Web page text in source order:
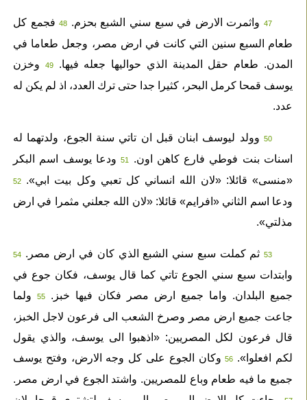
47واثمرت الارض في سبع سني الشبع بحزم. 48فجمع كل
طعام السبع سنين التي كانت في ارض مصر، وجعل طعاما في
المدن. طعام حقل المدينة الذي حواليها جعله فيها.
49وخزن
يوسف قمحا كرمل البحر، كثيرا جدا حتى ترك العدد، اذ لم يكن له
عدد.
50وولد ليوسف ابنان قبل ان تاتي سنة الجوع، ولدتهما له
اسنات بنت فوطي فارع كاهن اون.
51ودعا يوسف اسم البكر
«منسى» قائلا: «لان الله انساني كل تعبي وكل بيت ابي».
52
ودعا اسم الثاني «افرايم» قائلا: «لان الله جعلني مثمرا في ارض
مذلتي».
53ثم كملت سبع سني الشبع الذي كان في ارض مصر. 54
وابتدات سبع سني الجوع تاتي كما قال يوسف، فكان جوع في
جميع البلدان. واما جميع ارض مصر فكان فيها خبز.
55ولما
جاعت جميع ارض مصر وصرخ الشعب الى فرعون لاجل الخبز،
قال فرعون لكل المصريين: «اذهبوا الى يوسف، والذي يقول
لكم افعلوا». 56وكان الجوع على كل وجه الارض، وفتح يوسف
جميع ما فيه طعام وباع للمصريين. واشتد الجوع في ارض مصر.